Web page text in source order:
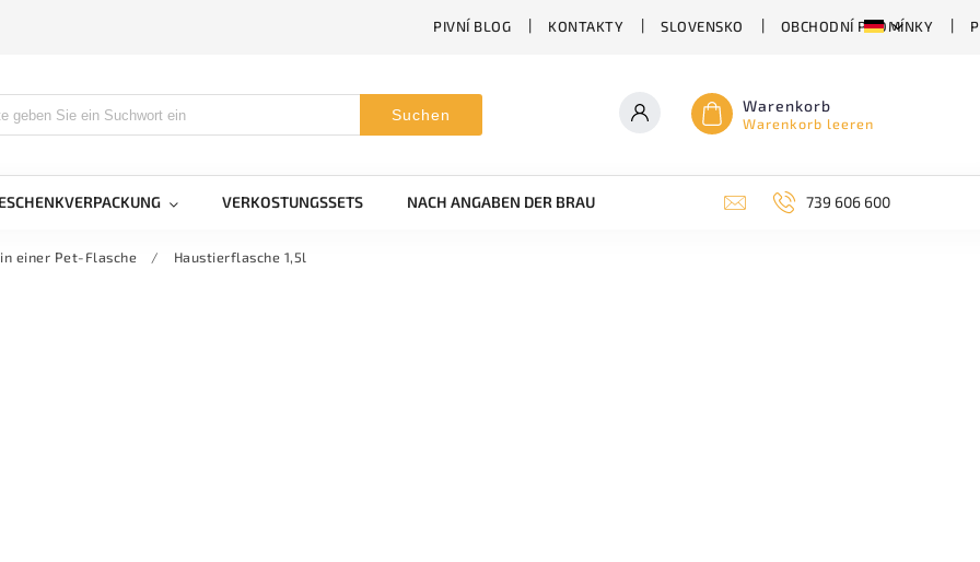
PIVNÍ BLOG KONTAKTY SLOVENSKO OBCHODNÍ PODMÍNKY
Suchen Warenkorb
Warenkorb leeren
VERKOSTUNGSSETS NACH ANGABEN DER BRAUEREI ABHÄNGIG VON DER BIERSORTE
739 606 600
einer Pet-Flasche / Haustierflasche 1,5l